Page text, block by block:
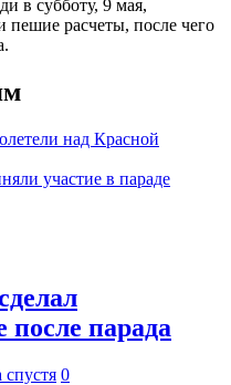
в субботу, 9 мая,
пешие расчеты, после чего
над Красной
участие в параде
после парада
спустя 0